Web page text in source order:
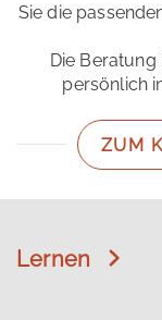
Sie die
Die
persönlich
ZUM
Lernen